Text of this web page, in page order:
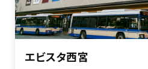
エビスタ西宮